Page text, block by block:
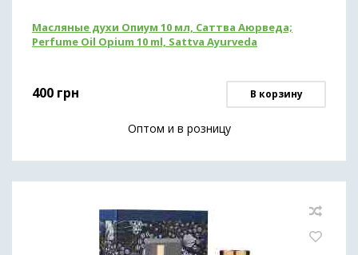
Масляные духи Опиум 10 мл, Саттва Аюрведа;
Perfume Oil Opium 10 ml, Sattva Ayurveda
400 грн В корзину
Оптом и в розницу